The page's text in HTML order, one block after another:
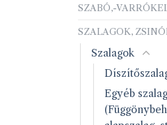
SZABÓ,-
SZALAGOK,
Szalagok
Egyéb